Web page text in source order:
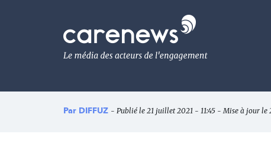
Le
média
de
l'engagement
Par DIFFUZ - Publié le 21 juillet 2021 - 11:45 - Mise à jour